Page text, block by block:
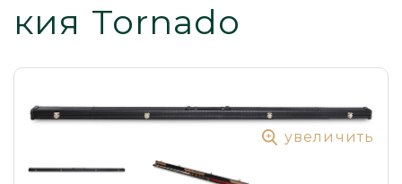
кия Tornado
увеличить